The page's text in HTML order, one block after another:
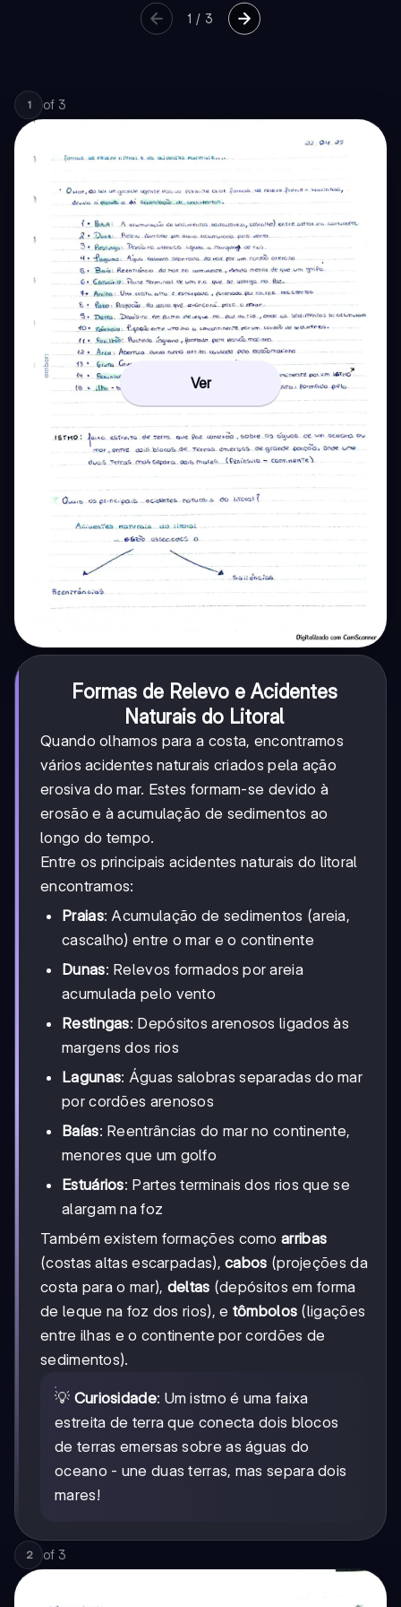
1 / 3
1 of 3
Ver
Formas de Relevo e Acidentes
Naturais do Litoral
Quando olhamos para a costa, encontramos
vários acidentes naturais criados pela ação
erosiva do mar. Estes formam-se devido à
erosão e à acumulação de sedimentos ao
longo do tempo.
Entre os principais acidentes naturais do litoral
encontramos:
Praias: Acumulação de sedimentos (areia,
cascalho) entre o mar e o continente
Dunas: Relevos formados por areia
acumulada pelo vento
Restingas: Depósitos arenosos ligados às
margens dos rios
Lagunas: Águas salobras separadas do mar
por cordões arenosos
Baías: Reentrâncias do mar no continente,
menores que um golfo
Estuários: Partes terminais dos rios que se
alargam na foz
Também existem formações como arribas
(costas altas escarpadas),cabos (projeções da
costa para o mar), deltas (depósitos em forma
de leque na foz dos rios), e tômbolos (ligações
entre ilhas e o continente por cordões de
sedimentos).
💡 Curiosidade: Um istmo é uma faixa
estreita de terra que conecta dois blocos
de terras emersas sobre as águas do
oceano - une duas terras, mas separa dois
mares!
2 of 3